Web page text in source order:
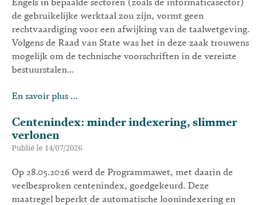
Engels in bepaalde sectoren (zoals de informaticasector)
de gebruikelijke werktaal zou zijn, vormt geen
rechtvaardiging voor een afwijking van de taalwetgeving.
Volgens de Raad van State was het in deze zaak trouwens
mogelijk om de technische voorschriften in de vereiste
bestuurstalen...
En savoir plus ...
Centenindex: minder indexering, slimmer
verlonen
Publié le 14/07/2026
Op 28.05.2026 werd de Programmawet, met daarin de
veelbesproken centenindex, goedgekeurd. Deze
maatregel beperkt de automatische loonindexering en